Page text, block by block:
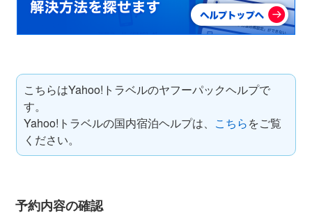
こちらはYahoo!トラベルのヤフーパックヘルプで
す。
Yahoo!トラベルの国内宿泊ヘルプは、 こちらをご覧
ください。
予約内容の確認